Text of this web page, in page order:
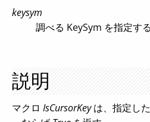
keysym
調べる KeySym を指定する
説明
マクロ IsCursorKeyは、指定し